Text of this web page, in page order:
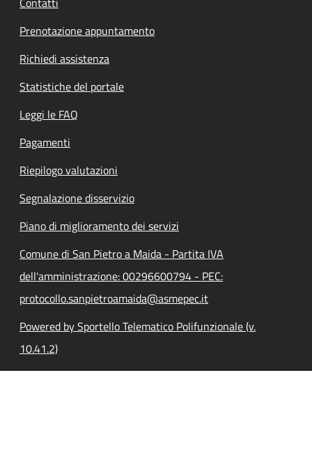
Prenotazione appuntamento
Richiedi assistenza
Statistiche del portale
Leggi le FAQ
Pagamenti
Riepilogo valutazioni
Segnalazione disservizio
Piano di miglioramento dei servizi
Comune di San Pietro a Maida - Partita IVA
dell'amministrazione: 00296600794 - PEC:
protocollo.sanpietroamaida@asmepec.it
Powered by Sportello Telematico Polifunzionale (v.
10.41.2)